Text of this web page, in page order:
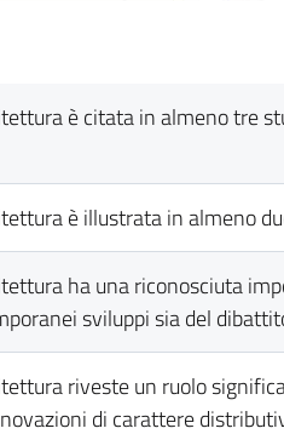
è citata in almeno
è illustrata in almeno
ha una riconosciuta
sviluppi sia del
riveste un ruolo
di carattere